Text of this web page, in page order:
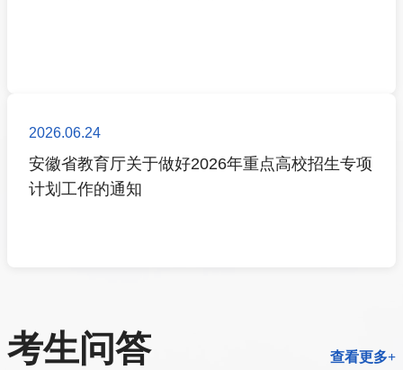
2026.06.24
安徽省教育厅关于做好2026年重点高校招生专项
计划工作的通知
考生问答 查看更多+